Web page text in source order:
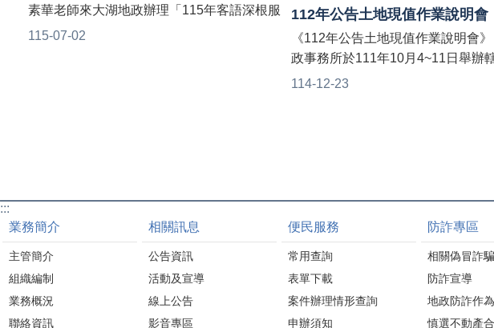
115-07-02
素華老師來大湖地政辦理「115年客語深根服
務計畫-公教研習班」👏👏 老師授課生動活
112年公告土地現值作業說明會
114-12-23
《112年公告土地現值作業說明會
政事務所於111年10月4~11日舉辦
鎮(大湖、卓蘭、獅潭、泰安) 由苗
:::
業務簡介
主管簡介
組織編制
業務概況
聯絡資訊
相關訊息
公告資訊
活動及宣導
線上公告
影音專區
便民服務
常用查詢
表單下載
案件辦理情形查詢
申辦須知
防詐專區
相關偽冒詐
防詐宣導
地政防詐作為
慎選不動產